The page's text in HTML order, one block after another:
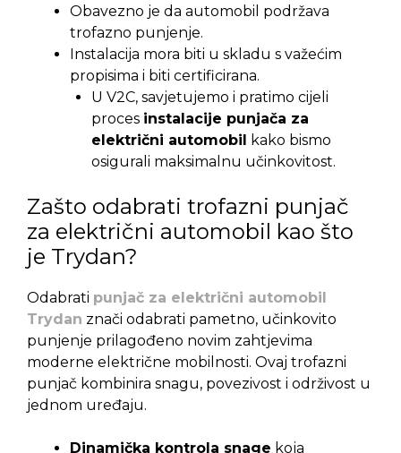
Obavezno je da automobil podržava
trofazno punjenje.
Instalacija mora biti u skladu s važećim
propisima i biti certificirana.
U V2C, savjetujemo i pratimo cijeli
proces instalacije punjača za
električni automobil
kako bismo
osigurali maksimalnu učinkovitost.
Zašto odabrati trofazni punjač
za električni automobil kao što
je Trydan?
Odabrati punjač za električni automobil
Trydan znači odabrati pametno, učinkovito
punjenje prilagođeno novim zahtjevima
moderne električne mobilnosti. Ovaj trofazni
punjač kombinira snagu, povezivost i održivost u
jednom uređaju.
Dinamička kontrola snage koja